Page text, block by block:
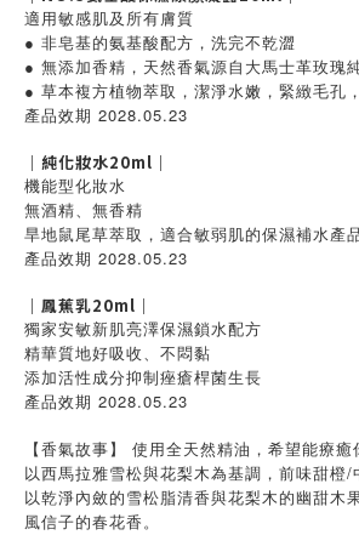
適用敏感肌及所有膚質
● 非皂基的氨基酸配方，洗完不乾澀
● 無添加香精，天然香氣源自大馬士革玫瑰
● 草本複方植物萃取，潔淨水嫩，緊緻毛孔
產品效期 2028.05.23
｜純化妝水20ml｜
機能型化妝水
無酒精、無香精
旱地鼠尾草萃取，適合敏弱肌的保濕補水產
產品效期 2028.05.23
｜鳳蕉乳20ml｜
獨家安敏新肌亮澤保濕鎖水配方
精華質地好吸收、不悶黏
添加活性成分抑制痤瘡桿菌生長
產品效期 2028.05.23
【香氣故事】 使用全天然精油，希望能療癒
以西馬拉雅雪松與花梨木為基調，前味甜橙/
以乾淨內斂的雪松脂清香與花梨木的幽甜木
風信子的春花香。